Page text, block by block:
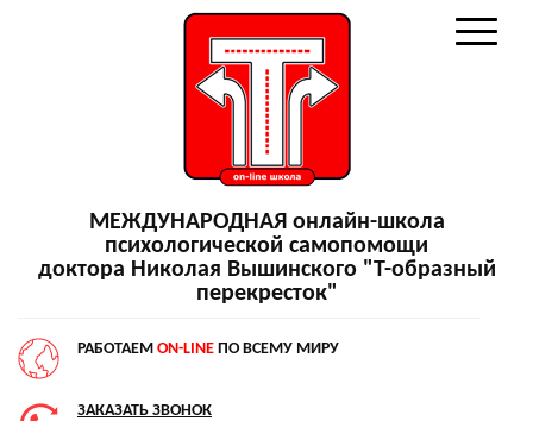
МЕЖДУНАРОДНАЯ онлайн-школа
психологической самопомощи
доктора Николая Вышинского "Т-образный
перекресток"
РАБОТАЕМ ON-LINE ПО ВСЕМУ МИРУ
ЗАКАЗАТЬ ЗВОНОК